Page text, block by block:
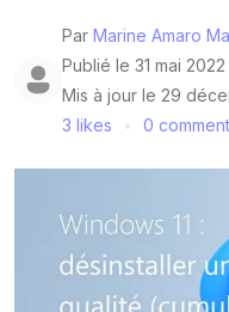
Par Marine Amaro
Publié le 31 mai
Mis à jour le 29
3 likes
0